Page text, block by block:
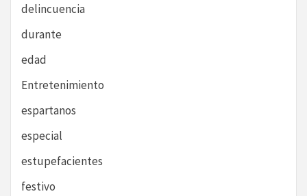
delincuencia
durante
edad
Entretenimiento
espartanos
especial
estupefacientes
festivo